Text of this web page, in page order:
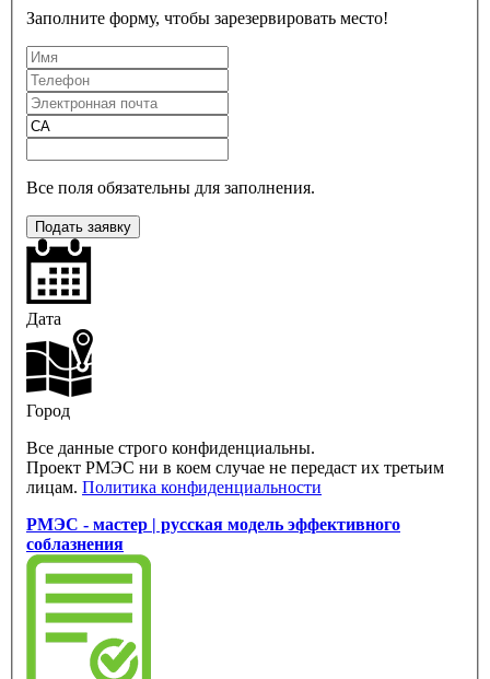
Заполните форму, чтобы зарезервировать место!
Все поля обязательны для заполнения.
Подать заявку
Дата
Город
Все данные строго конфиденциальны.
Проект РМЭС ни в коем случае не передаст их третьим
лицам. Политика конфиденциальности
РМЭС - мастер | русская модель эффективного
соблазнения